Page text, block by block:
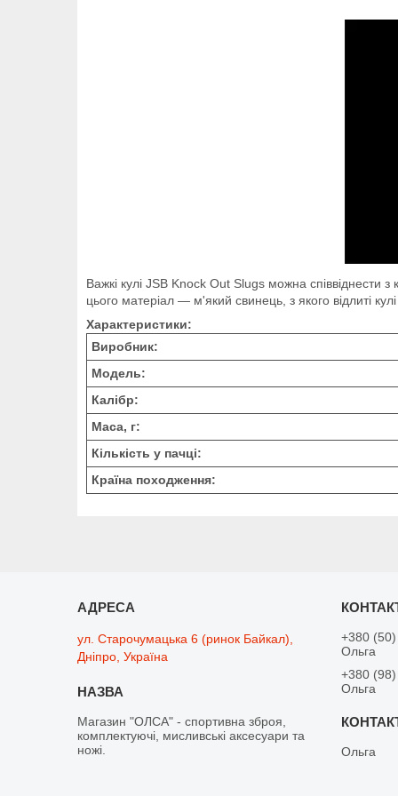
Важкі кулі JSB Knock Out Slugs можна
цього матеріал — м'який свинець, з якого відлиті
Характеристики:
Виробник:
Модель:
Калібр:
Маса, г:
Кількість у пачці:
Країна походження:
ул. Старочумацька 6 (ринок Байкал),
Дніпро, Україна
Магазин "ОЛСА" - спортивна зброя,
комплектуючі, мисливські аксесуари та
ножі.
+380
Ольга
+380
Ольга
Ольга